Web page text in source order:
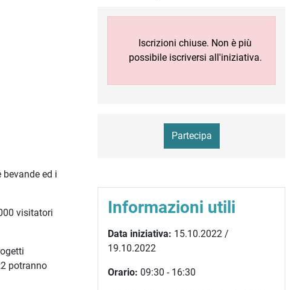
ed i
visitatori
potranno
Iscrizioni chiuse. Non è più
possibile iscriversi all'iniziativa.
Partecipa
Informazioni utili
Data iniziativa: 15.10.2022 /
19.10.2022
Orario: 09:30 - 16:30